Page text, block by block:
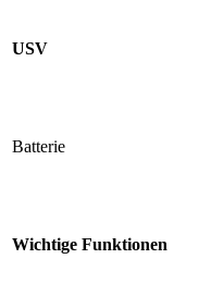
USV
Batterie
Wichtige Funktionen